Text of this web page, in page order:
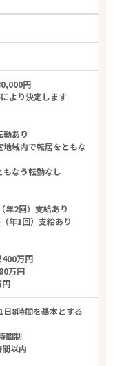
円
より決定します
勤あり
地域内で転居をともな
もなう転勤なし
年2回）支給あり
年1回）支給あり
400万円
万円
円
8時間を基本とする
間制
以内